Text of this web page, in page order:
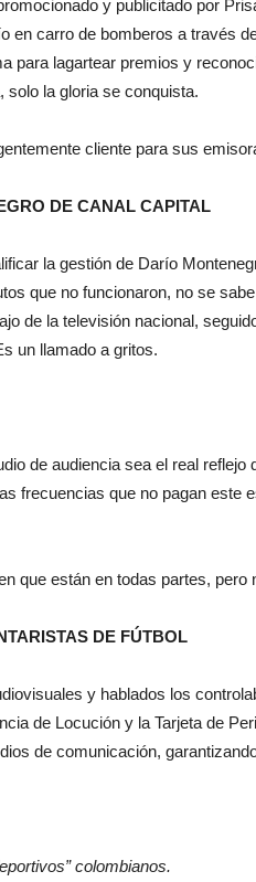
y publicitado por
en carro de bomberos a través
para lagartear premios y
la gloria se conquista.
cliente para sus
DE CANAL CAPITAL
la gestión de Darío
que no funcionaron, no se
de la televisión nacional,
un llamado a gritos.
de audiencia sea el real reflejo
frecuencias que no pagan este
que están en todas partes, pero
DE FÚTBOL
y hablados los
de Locución y la Tarjeta de
de comunicación,
colombianos.